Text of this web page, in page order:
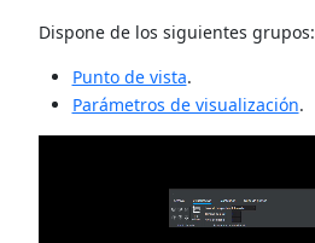
Dispone de los siguientes grupos:
Punto de vista.
Parámetros de visualización.